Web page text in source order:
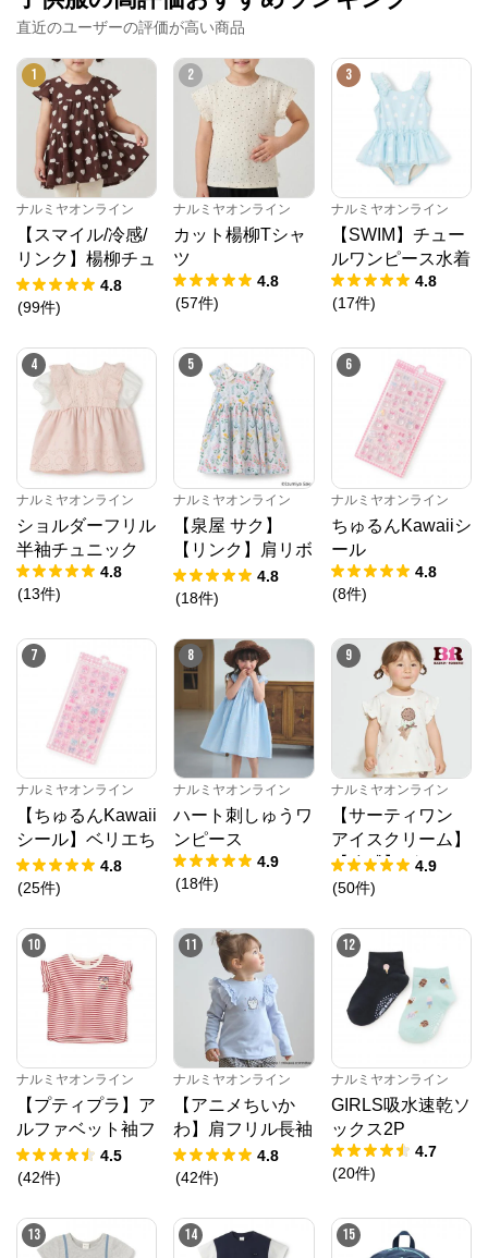
直近のユーザーの評価が高い商品
1
ナルミヤオンライン
【スマイル/冷感/
リンク】楊柳チュ
ニック
4.8
(99件)
2
ナルミヤオンライン
カット楊柳Tシャ
ツ
4.8
(57件)
3
ナルミヤオンライン
【SWIM】チュー
ルワンピース水着
4.8
(17件)
4
ナルミヤオンライン
ショルダーフリル
半袖チュニック
4.8
(13件)
5
ナルミヤオンライン
【泉屋 サク】
【リンク】肩リボ
ンフラワーキャッ
トワンピース
4.8
(18件)
6
ナルミヤオンライン
ちゅるんKawaiiシ
ール
4.8
(8件)
7
ナルミヤオンライン
【ちゅるんKawaii
シール】ベリエち
ゃん
4.8
(25件)
8
ナルミヤオンライン
ハート刺しゅうワ
ンピース
4.9
(18件)
9
ナルミヤオンライン
【サーティワン
アイスクリーム】
【冷感】グラフィ
ック半袖Tシャツ
4.9
(50件)
10
ナルミヤオンライン
【プティプラ】ア
ルファベット袖フ
リルTシャツ
4.5
(42件)
11
ナルミヤオンライン
【アニメちいか
わ】肩フリル長袖
Tシャツ
4.8
(42件)
12
ナルミヤオンライン
GIRLS吸水速乾ソ
ックス2P
4.7
(20件)
13 14 15
ナルミヤオンライン
公式ECサイト
※外部サイトが開きます
ナルミヤオンライン からのコメント
ナルミヤオンライン公式通販ショップ。人気子供服メ